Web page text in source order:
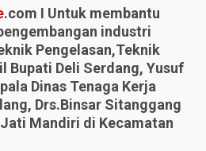
.com I Untuk membantu
industri
Pengelasan,Teknik
Bupati Deli Serdang, Yusuf
Dinas Tenaga Kerja
Drs.Binsar Sitanggang
Mandiri di Kecamatan